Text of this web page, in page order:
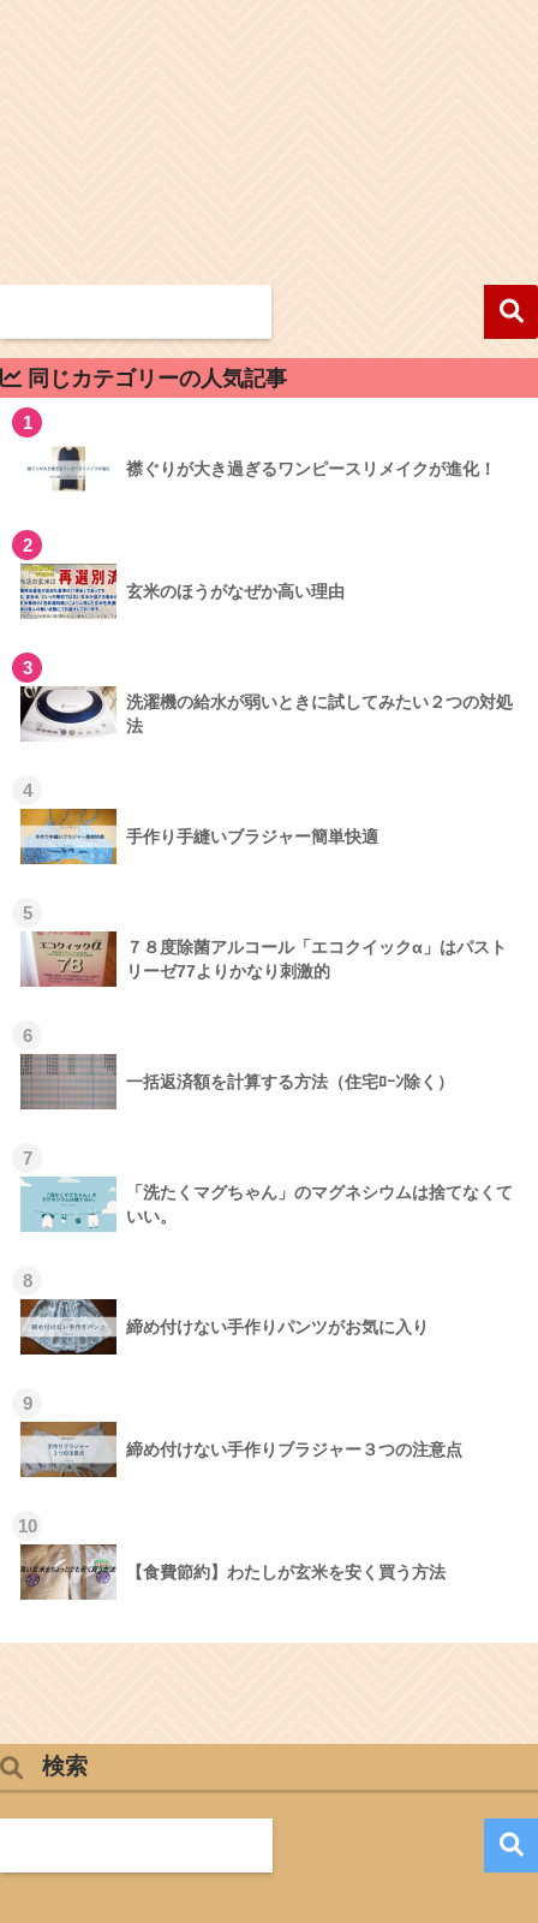
同じカテゴリーの人気記事
1
襟ぐりが大き過ぎるワンピースリメイクが進化！
2
玄米のほうがなぜか高い理由
3
洗濯機の給水が弱いときに試してみたい２つの対処
法
4
手作り手縫いブラジャー簡単快適
5
７８度除菌アルコール「エコクイックα」はパスト
リーゼ77よりかなり刺激的
6
一括返済額を計算する方法（住宅ﾛｰﾝ除く）
7
「洗たくマグちゃん」のマグネシウムは捨てなくて
いい。
8
締め付けない手作りパンツがお気に入り
9
締め付けない手作りブラジャー３つの注意点
10
【食費節約】わたしが玄米を安く買う方法
検索